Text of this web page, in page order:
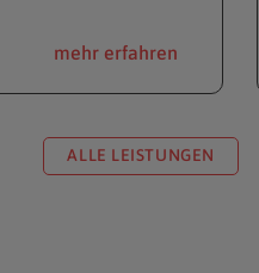
mehr erfahren
ALLE LEISTUNGEN